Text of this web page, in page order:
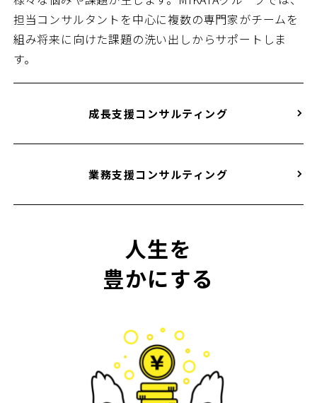
担当コンサルタントを中心に複数の専門家がチームを
組み将来に向けた課題の洗い出しからサポートしま
す。
成長支援コンサルティング
業務支援コンサルティング
人生を
豊かにする